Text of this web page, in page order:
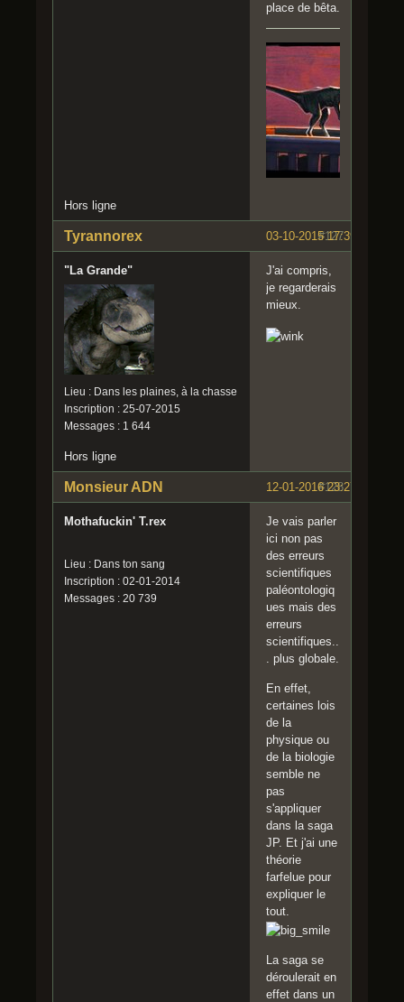
place de bêta.
Hors ligne
#127
03-10-2015 17:39:54
Tyrannorex
"La Grande"
Lieu : Dans les plaines, à la chasse
Inscription : 25-07-2015
Messages : 1 644
J'ai compris,
je regarderais
mieux.
Hors ligne
#128
12-01-2016 23:27:16
Monsieur ADN
Mothafuckin' T.rex
Lieu : Dans ton sang
Inscription : 02-01-2014
Messages : 20 739
Je vais parler
ici non pas
des erreurs
scientifiques
paléontologiq
ues mais des
erreurs
scientifiques..
. plus globale.
En effet,
certaines lois
de la
physique ou
de la biologie
semble ne
pas
s'appliquer
dans la saga
JP. Et j'ai une
théorie
farfelue pour
expliquer le
tout.
La saga se
déroulerait en
effet dans un